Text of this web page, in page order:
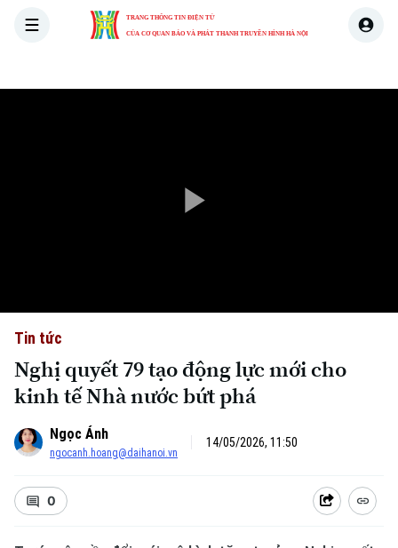
TRANG THÔNG TIN ĐIỆN TỬ
CỦA CƠ QUAN BÁO VÀ PHÁT THANH TRUYỀN HÌNH HÀ NỘI
Tin tức
Nghị quyết 79 tạo động lực mới cho
kinh tế Nhà nước bứt phá
Ngọc Ánh
ngocanh.hoang@daihanoi.vn
14/05/2026, 11:50
0